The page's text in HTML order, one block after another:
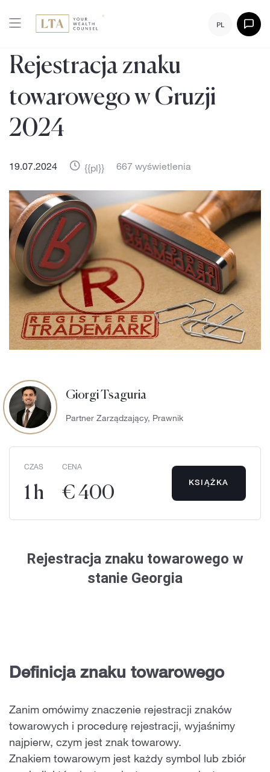
PL
Rejestracja znaku
towarowego w Gruzji
2024
19.07.2024 {{pl}} 667 wyświetlenia
Giorgi Tsaguria
Partner Zarządzający, Prawnik
CZAS
1 h
CENA
€ 400
KSIĄŻKA
Rejestracja znaku towarowego w
stanie Georgia
Definicja znaku towarowego
Zanim omówimy znaczenie rejestracji znaków
towarowych i procedurę rejestracji, wyjaśnimy
najpierw, czym jest znak towarowy.
Znakiem towarowym jest każdy symbol lub zbiór